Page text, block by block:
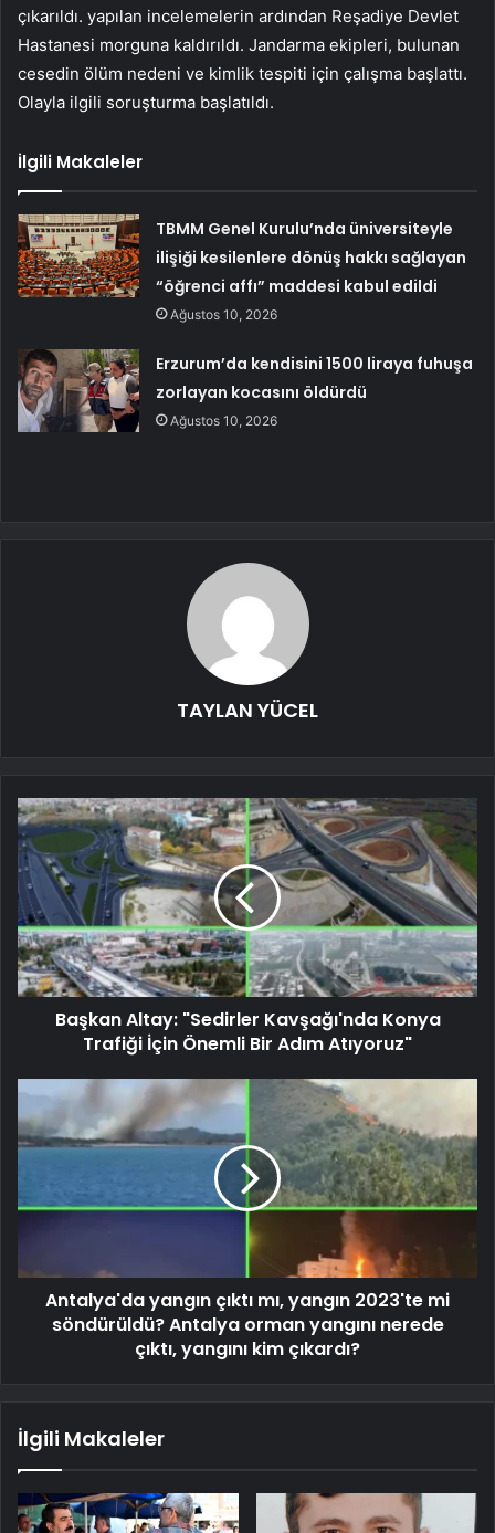
çıkarıldı. yapılan incelemelerin ardından Reşadiye Devlet
Hastanesi morguna kaldırıldı. Jandarma ekipleri, bulunan
cesedin ölüm nedeni ve kimlik tespiti için çalışma başlattı.
Olayla ilgili soruşturma başlatıldı.
İlgili Makaleler
TBMM Genel Kurulu’nda üniversiteyle
ilişiği kesilenlere dönüş hakkı sağlayan
“öğrenci affı” maddesi kabul edildi
Ağustos 10, 2026
Erzurum’da kendisini 1500 liraya fuhuşa
zorlayan kocasını öldürdü
Ağustos 10, 2026
TAYLAN YÜCEL
Başkan Altay: "Sedirler Kavşağı'nda Konya
Trafiği İçin Önemli Bir Adım Atıyoruz"
Antalya'da yangın çıktı mı, yangın 2023'te mi
söndürüldü? Antalya orman yangını nerede
çıktı, yangını kim çıkardı?
İlgili Makaleler